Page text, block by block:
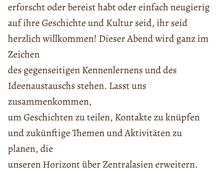
erforscht oder bereist habt oder einfach neugierig
auf ihre Geschichte und Kultur seid, ihr seid
herzlich willkommen! Dieser Abend wird ganz im
Zeichen
des gegenseitigen Kennenlernens und des
Ideenaustauschs stehen. Lasst uns
zusammenkommen,
um Geschichten zu teilen, Kontakte zu knüpfen
und zukünftige Themen und Aktivitäten zu
planen, die
unseren Horizont über Zentralasien erweitern.